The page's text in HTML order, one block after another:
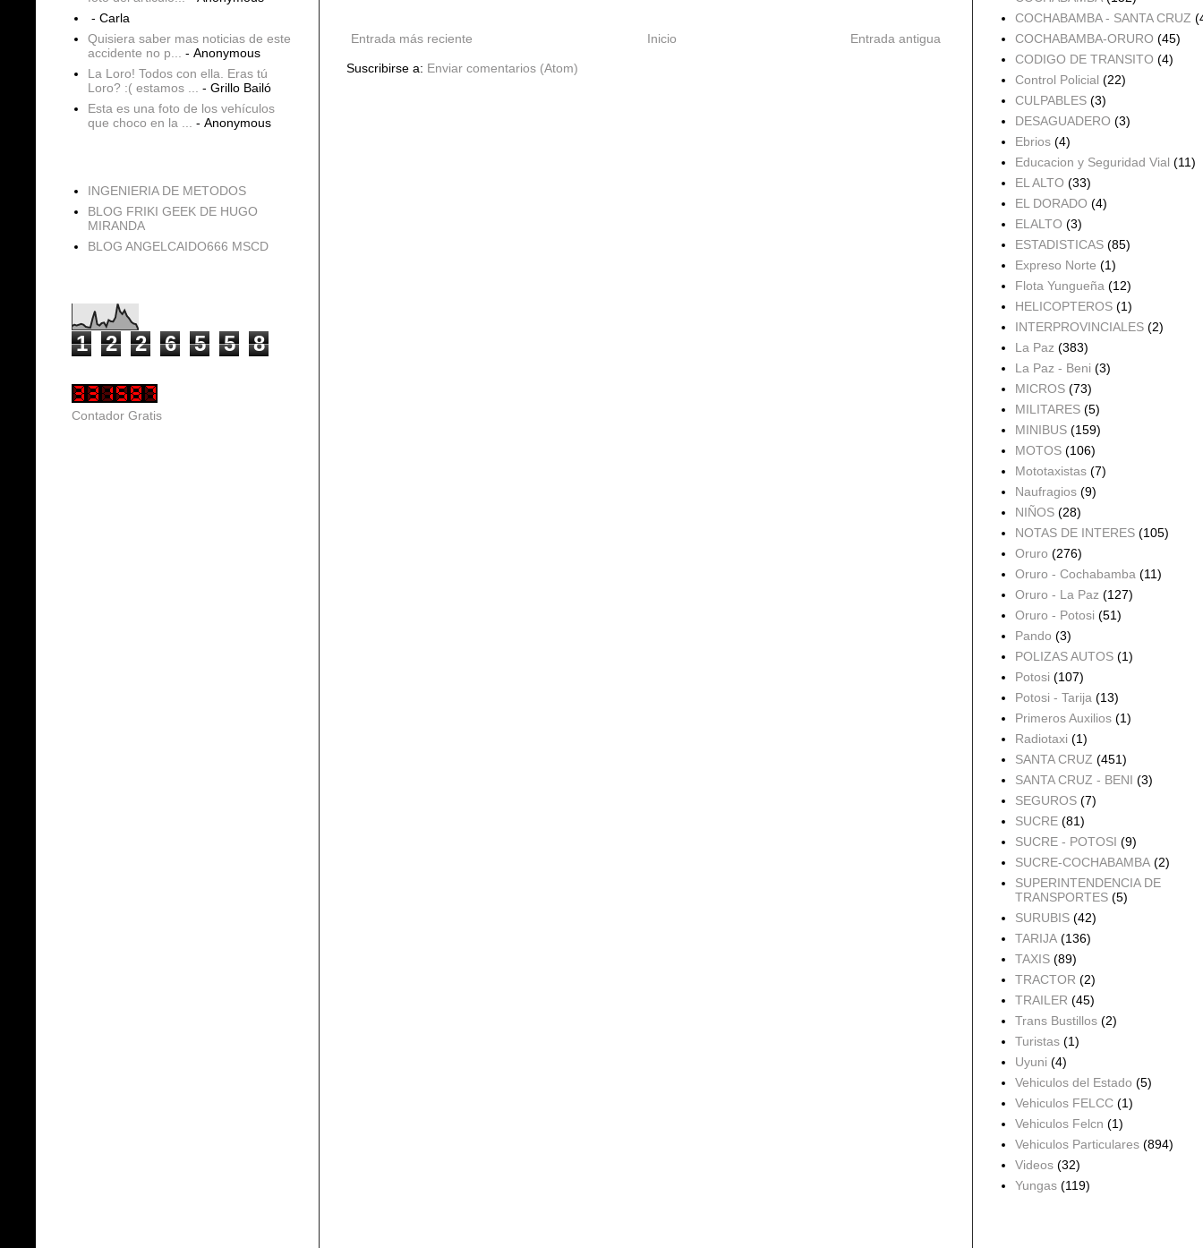
Entrada más reciente Entrada antigua
Inicio
Suscribirse a: Enviar comentarios (Atom)
- Carla
Quisiera saber mas noticias de este
accidente no p...
- Anonymous
La Loro! Todos con ella. Eras tú
Loro? :( estamos ...
- Grillo Bailó
Esta es una foto de los vehículos
que choco en la ...
- Anonymous
INGENIERIA DE METODOS
BLOG FRIKI GEEK DE HUGO
MIRANDA
BLOG ANGELCAIDO666 MSCD
1 2 2 6 5 5 8
Contador Gratis
COCHABAMBA - SANTA CRUZ
COCHABAMBA-ORURO (45)
CODIGO DE TRANSITO (4)
Control Policial (22)
CULPABLES (3)
DESAGUADERO (3)
Ebrios (4)
Educacion y Seguridad Vial (11)
EL ALTO (33)
EL DORADO (4)
ELALTO (3)
ESTADISTICAS (85)
Expreso Norte (1)
Flota Yungueña (12)
HELICOPTEROS (1)
INTERPROVINCIALES (2)
La Paz (383)
La Paz - Beni (3)
MICROS (73)
MILITARES (5)
MINIBUS (159)
MOTOS (106)
Mototaxistas (7)
Naufragios (9)
NIÑOS (28)
NOTAS DE INTERES (105)
Oruro (276)
Oruro - Cochabamba (11)
Oruro - La Paz (127)
Oruro - Potosi (51)
Pando (3)
POLIZAS AUTOS (1)
Potosi (107)
Potosi - Tarija (13)
Primeros Auxilios (1)
Radiotaxi (1)
SANTA CRUZ (451)
SANTA CRUZ - BENI (3)
SEGUROS (7)
SUCRE (81)
SUCRE - POTOSI (9)
SUCRE-COCHABAMBA (2)
SUPERINTENDENCIA DE
TRANSPORTES (5)
SURUBIS (42)
TARIJA (136)
TAXIS (89)
TRACTOR (2)
TRAILER (45)
Trans Bustillos (2)
Turistas (1)
Uyuni (4)
Vehiculos del Estado (5)
Vehiculos FELCC (1)
Vehiculos Felcn (1)
Vehiculos Particulares (894)
Videos (32)
Yungas (119)